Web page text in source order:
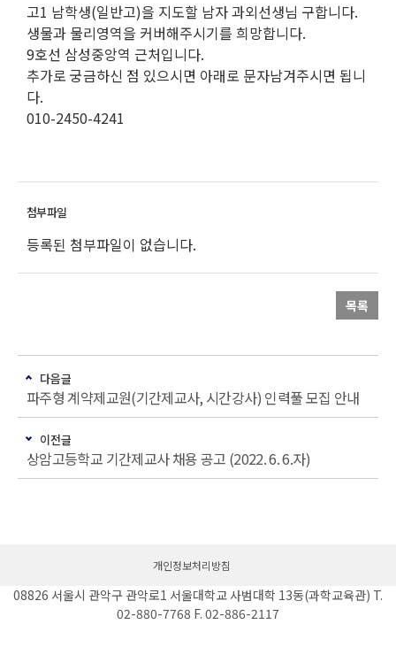
고1 남학생(일반고)을 지도할 남자 과외선생님 구합니다.
생물과 물리영역을 커버해주시기를 희망합니다.
9호선 삼성중앙역 근처입니다.
추가로 궁금하신 점 있으시면 아래로 문자남겨주시면 됩니
다.
010-2450-4241
등록된 첨부파일이 없습니다.
목록
다음글
파주형 계약제교원(기간제교사, 시간강사) 인력풀 모집 안내
이전글
상암고등학교 기간제교사 채용 공고 (2022. 6. 6.자)
개인정보처리방침
08826 서울시 관악구 관악로1 서울대학교 사범대학 13동(과학교육관) T.
02-880-7768 F. 02-886-2117